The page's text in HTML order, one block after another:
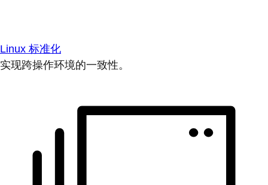
Linux 标准化
实现跨操作环境的一致性。